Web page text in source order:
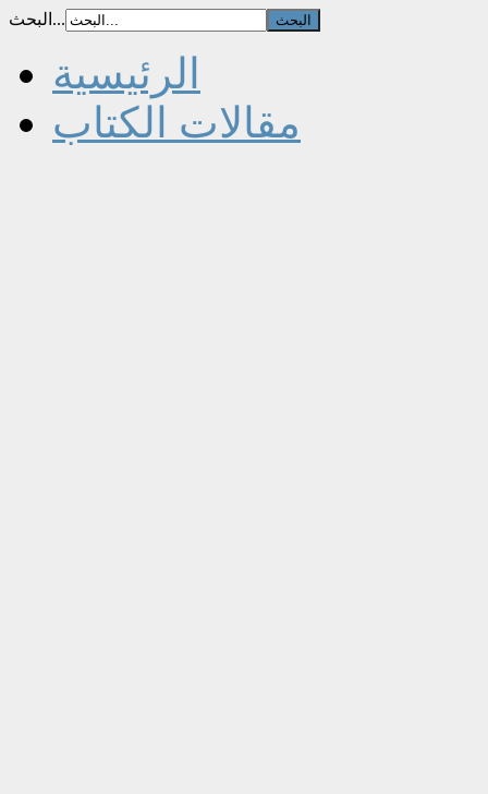
البحث...
الرئيسية
مقالات الكتاب